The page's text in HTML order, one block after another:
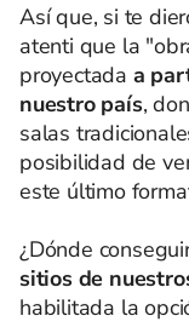
Así que, si te
atenti que la
proyectada a
nuestro país,
salas
posibilidad de
este último
¿Dónde
sitios de
habilitada la